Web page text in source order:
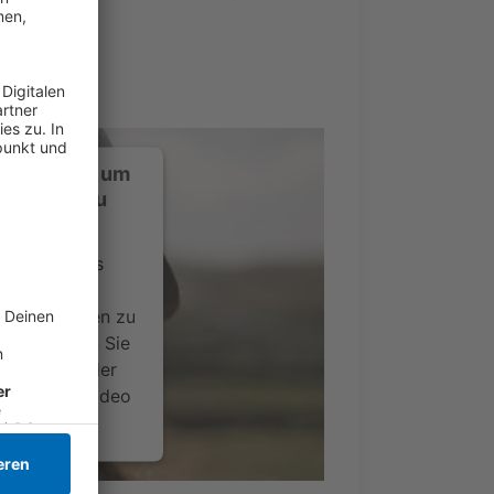
um
Service zu
eines
kann Daten zu
Bitte lesen Sie
Sie der
dieses Video